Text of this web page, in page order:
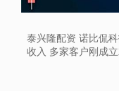
泰兴隆配资 诺比侃
收入 多家客户刚成